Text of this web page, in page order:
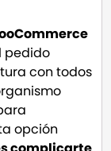
pedido
con todos
opción